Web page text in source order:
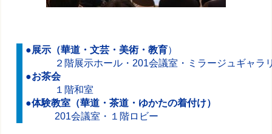
●展示（華道・文芸・美術・教育）
２階展示ホール・201会議室・ミラージュギャラリ
●お茶会
１階和室
●体験教室（華道・茶道・ゆかたの着付け）
201会議室・１階ロビー